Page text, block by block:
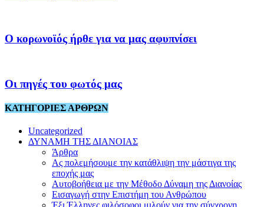
Ο κορωνοϊός ήρθε για να μας αφυπνίσει
Οι πηγές του φωτός μας
ΚΑΤΗΓΟΡΙΕΣ ΑΡΘΡΩΝ
Uncategorized
ΔΥΝΑΜΗ ΤΗΣ ΔΙΑΝΟΙΑΣ
Άρθρα
Ας πολεμήσουμε την κατάθλιψη την μάστιγα της
εποχής μας
Αυτοβοήθεια με την Μέθοδο Δύναμη της Διανοίας
Εισαγωγή στην Επιστήμη του Ανθρώπου